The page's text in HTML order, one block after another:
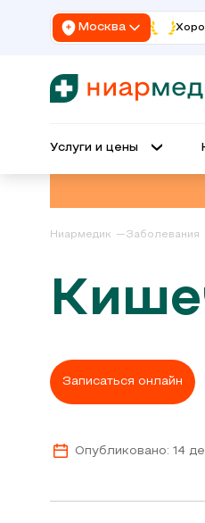
Москва
Услуги и цены
Ниармедик Заболевания
Записаться онлайн
Опубликовано: 14